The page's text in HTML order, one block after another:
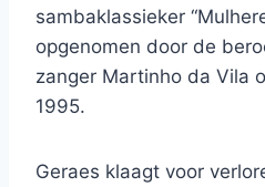
sambaklassieker
opgenomen door de
zanger Martinho da Vila
1995.
Geraes klaagt voor